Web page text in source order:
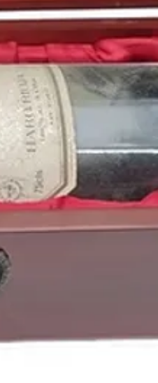
de estas famosas
conoces:
Rafael Nadal, la cantante
Mario Casas, la modelo rusaIrina
Ramos , la actriz estadounidense
británico Robert Pattinso n.
selección de vinos de la
vinos antiguos españoles
de vinos online:
shop
vinos paracumpleaños, el vino de
en el túnel del tiempo.